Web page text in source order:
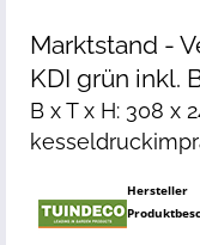
Marktstand -
KDI grün inkl.
B x T x H: 308 x
Hersteller